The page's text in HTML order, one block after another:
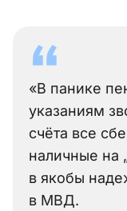
«В панике
указаниям
счёта все
наличные на
в якобы
в МВД.